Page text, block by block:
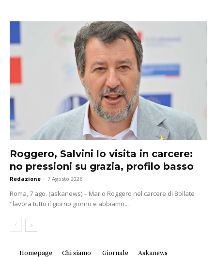
Roggero, Salvini lo visita in carcere:
no pressioni su grazia, profilo basso
Redazione - 7 Agosto 2026
Roma, 7 ago. (askanews) – Mario Roggero nel carcere di Bollate
"lavora tutto il giorno giorno e abbiamo...
Homepage Chi siamo Giornale Askanews